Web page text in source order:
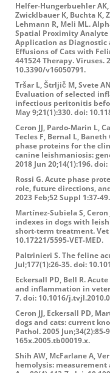
Helfer-Hungerbuehler
Zwicklbauer K, Buchta K,
Lehmann R, Meli ML.
Spatial Proximity Analyte
Application as Diagnostic
Effusions of Cats with
441524 Therapy. Viruses.
10.3390/v16050791.
Tršar L, Štrljič M, Svete
Evaluation of selected
infectious peritonitis
May 9;21(1):330. doi:
Ceron JJ, Pardo-Marin L,
Tecles F, Bernal L,
phase proteins for the
canine leishmaniosis:
2018 Jun 20;14(1):196.
Rossi G. Acute phase
role, future directions,
2023 Feb;52 Suppl 1:37-
Martínez-Subiela S,
indexes in dogs with
short-term treatment. Vet
10.17221/5595-VET-MED.
Paltrinieri S. The feline
Jul;177(1):26-35. doi:
Eckersall PD, Bell R.
and inflammation in
7. doi: 10.1016/
Ceron JJ, Eckersall PD,
dogs and cats: current
Pathol. 2005
165x.2005.tb00019.x.
Shih AW, McFarlane A,
hemolysis: measurement